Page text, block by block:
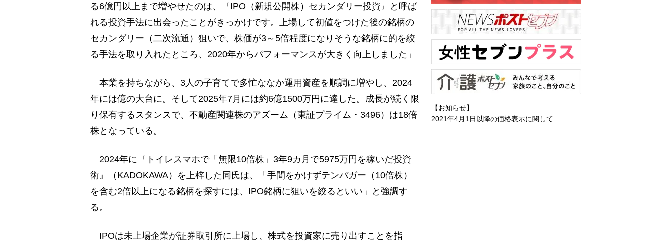
る6億円以上まで増やせたのは、『IPO（新規公開株）セカンダリー投資』と呼ば
れる投資手法に出会ったことがきっかけです。上場して初値をつけた後の銘柄の
セカンダリー（二次流通）狙いで、株価が3～5倍程度になりそうな銘柄に的を絞
る手法を取り入れたところ、2020年からパフォーマンスが大きく向上しました」
本業を持ちながら、3人の子育てで多忙ななか運用資産を順調に増やし、2024
年には億の大台に。そして2025年7月には約6億1500万円に達した。成長が続く限
り保有するスタンスで、不動産関連株のアズーム（東証プライム・3496）は18倍
株となっている。
2024年に『トイレスマホで「無限10倍株」3年9カ月で5975万円を稼いだ投資
術』（KADOKAWA）を上梓した同氏は、「手間をかけずテンバガー（10倍株）
を含む2倍以上になる銘柄を探すには、IPO銘柄に狙いを絞るといい」と強調す
る。
IPOは未上場企業が証券取引所に上場し、株式を投資家に売り出すことを指
【お知らせ】
2021年4月1日以降の価格表示に関して